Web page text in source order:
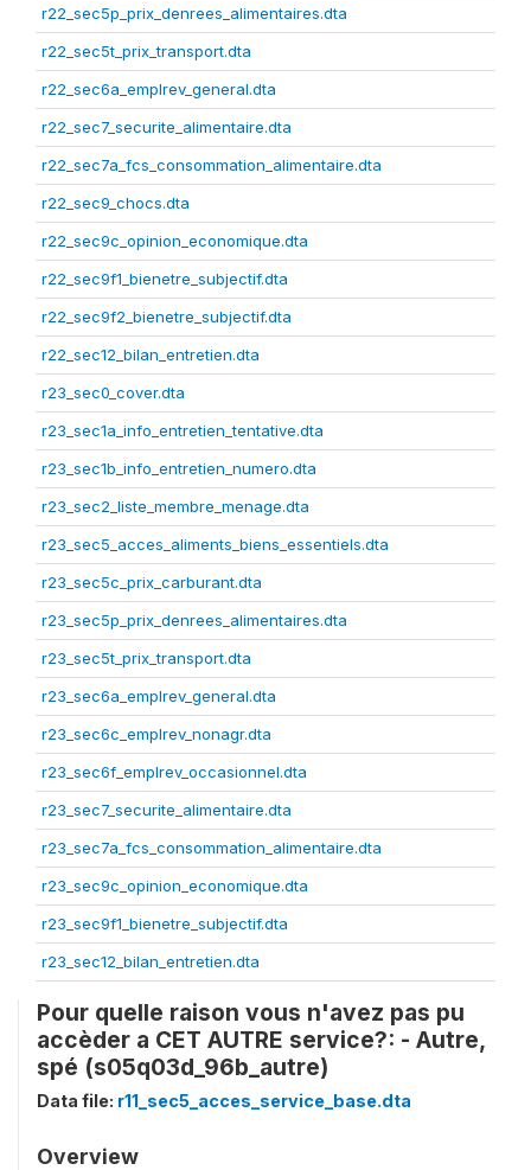
r22_sec5p_prix_denrees_alimentaires.dta
r22_sec5t_prix_transport.dta
r22_sec6a_emplrev_general.dta
r22_sec7_securite_alimentaire.dta
r22_sec7a_fcs_consommation_alimentaire.dta
r22_sec9_chocs.dta
r22_sec9c_opinion_economique.dta
r22_sec9f1_bienetre_subjectif.dta
r22_sec9f2_bienetre_subjectif.dta
r22_sec12_bilan_entretien.dta
r23_sec0_cover.dta
r23_sec1a_info_entretien_tentative.dta
r23_sec1b_info_entretien_numero.dta
r23_sec2_liste_membre_menage.dta
r23_sec5_acces_aliments_biens_essentiels.dta
r23_sec5c_prix_carburant.dta
r23_sec5p_prix_denrees_alimentaires.dta
r23_sec5t_prix_transport.dta
r23_sec6a_emplrev_general.dta
r23_sec6c_emplrev_nonagr.dta
r23_sec6f_emplrev_occasionnel.dta
r23_sec7_securite_alimentaire.dta
r23_sec7a_fcs_consommation_alimentaire.dta
r23_sec9c_opinion_economique.dta
r23_sec9f1_bienetre_subjectif.dta
r23_sec12_bilan_entretien.dta
Pour quelle raison vous n'avez pas pu
accèder a CET AUTRE service?: - Autre,
spé (s05q03d_96b_autre)
Data file: r11_sec5_acces_service_base.dta
Overview